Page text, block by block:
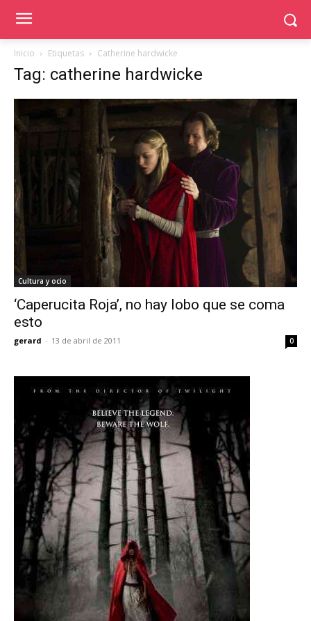
Inicio Etiquetas Catherine hardwicke
Tag: catherine hardwicke
Cultura y ocio
‘Caperucita Roja’, no hay lobo que se coma
esto
gerard - 13 de abril de 2011 0